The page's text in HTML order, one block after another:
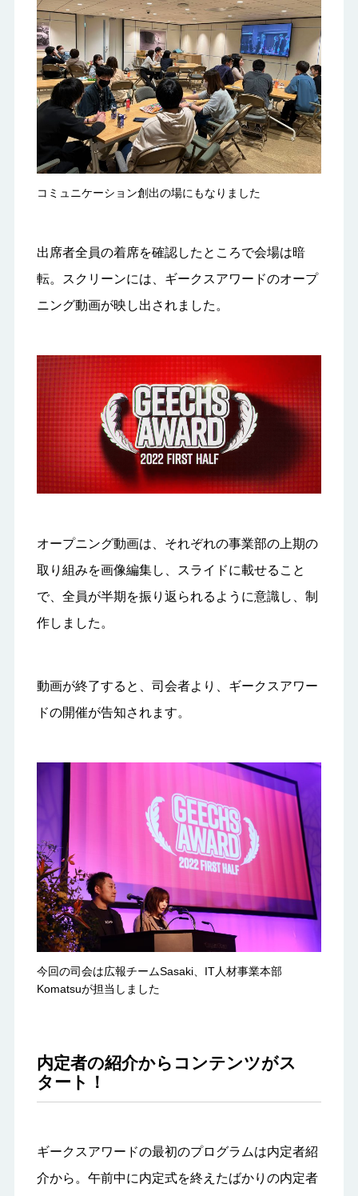
コミュニケーション創出の場にもなりました
出席者全員の着席を確認したところで会場は暗
転。スクリーンには、ギークスアワードのオープ
ニング動画が映し出されました。
オープニング動画は、それぞれの事業部の上期の
取り組みを画像編集し、スライドに載せること
で、全員が半期を振り返られるように意識し、制
作しました。
動画が終了すると、司会者より、ギークスアワー
ドの開催が告知されます。
今回の司会は広報チームSasaki、IT人材事業本部
Komatsuが担当しました
内定者の紹介からコンテンツがス
タート！
ギークスアワードの最初のプログラムは内定者紹
介から。午前中に内定式を終えたばかりの内定者